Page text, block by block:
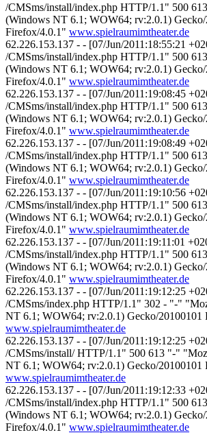
/CMSms/install/index.php HTTP/1.1" 500
(Windows NT 6.1; WOW64; rv:2.0.1) Gecko/
Firefox/4.0.1" www.spielraumimtheater.de
62.226.153.137 - - [07/Jun/2011:18:55:21
/CMSms/install/index.php HTTP/1.1" 500
(Windows NT 6.1; WOW64; rv:2.0.1) Gecko/
Firefox/4.0.1" www.spielraumimtheater.de
62.226.153.137 - - [07/Jun/2011:19:08:45
/CMSms/install/index.php HTTP/1.1" 500
(Windows NT 6.1; WOW64; rv:2.0.1) Gecko/
Firefox/4.0.1" www.spielraumimtheater.de
62.226.153.137 - - [07/Jun/2011:19:08:49
/CMSms/install/index.php HTTP/1.1" 500
(Windows NT 6.1; WOW64; rv:2.0.1) Gecko/
Firefox/4.0.1" www.spielraumimtheater.de
62.226.153.137 - - [07/Jun/2011:19:10:56
/CMSms/install/index.php HTTP/1.1" 500
(Windows NT 6.1; WOW64; rv:2.0.1) Gecko/
Firefox/4.0.1" www.spielraumimtheater.de
62.226.153.137 - - [07/Jun/2011:19:11:01
/CMSms/install/index.php HTTP/1.1" 500
(Windows NT 6.1; WOW64; rv:2.0.1) Gecko/
Firefox/4.0.1" www.spielraumimtheater.de
62.226.153.137 - - [07/Jun/2011:19:12:25
/CMSms/index.php HTTP/1.1" 302 - "-"
NT 6.1; WOW64; rv:2.0.1) Gecko/20100101
www.spielraumimtheater.de
62.226.153.137 - - [07/Jun/2011:19:12:25
/CMSms/install/ HTTP/1.1" 500 613 "-"
NT 6.1; WOW64; rv:2.0.1) Gecko/20100101
www.spielraumimtheater.de
62.226.153.137 - - [07/Jun/2011:19:12:33
/CMSms/install/index.php HTTP/1.1" 500
(Windows NT 6.1; WOW64; rv:2.0.1) Gecko/
Firefox/4.0.1" www.spielraumimtheater.de